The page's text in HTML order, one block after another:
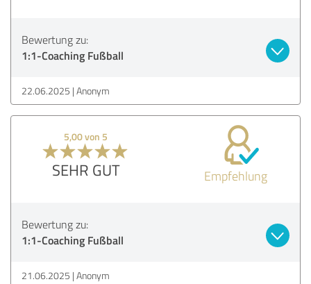
Bewertung zu:
1:1-Coaching Fußball
22.06.2025 Anonym
5,00 von 5
SEHR GUT Empfehlung
Bewertung zu:
1:1-Coaching Fußball
21.06.2025 Anonym